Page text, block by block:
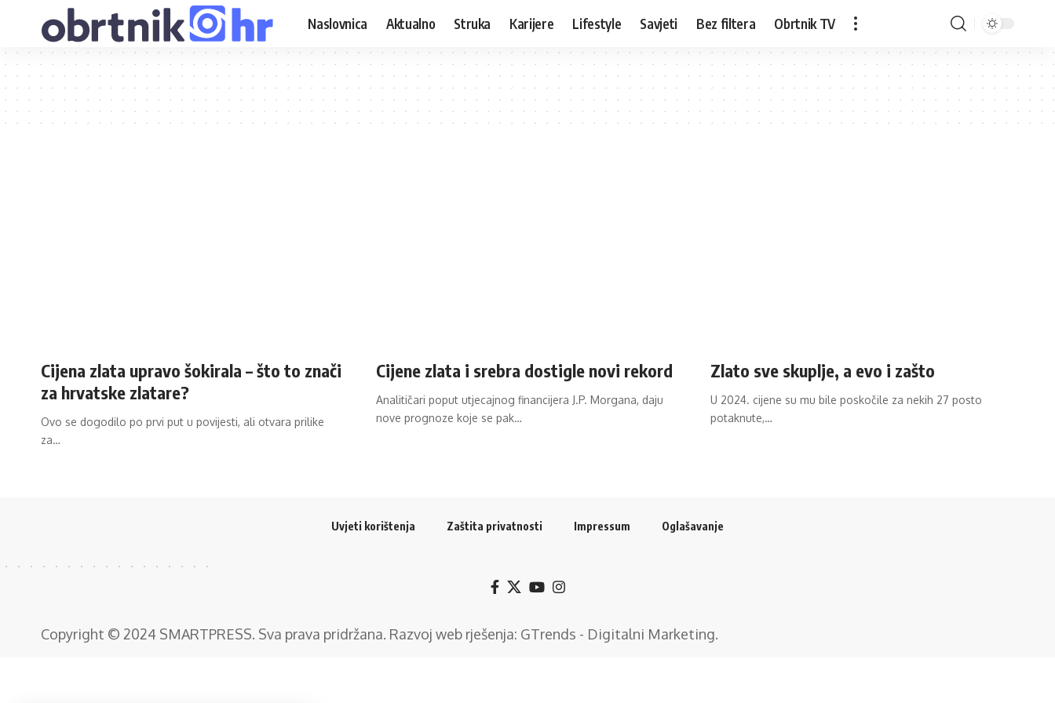
Naslovnica Aktualno Struka Karijere Lifestyle Savjeti Bez filtera Obrtnik TV
Cijena zlata upravo šokirala – što to znači
za hrvatske zlatare?
Ovo se dogodilo po prvi put u povijesti, ali otvara prilike
za…
Cijene zlata i srebra dostigle novi rekord
Analitičari poput utjecajnog financijera J.P. Morgana, daju
nove prognoze koje se pak…
Zlato sve skuplje, a evo i zašto
U 2024. cijene su mu bile poskočile za nekih 27 posto
potaknute,…
Uvjeti korištenja Zaštita privatnosti Impressum Oglašavanje
Copyright © 2024 SMARTPRESS. Sva prava pridržana. Razvoj web rješenja: GTrends - Digitalni Marketing.